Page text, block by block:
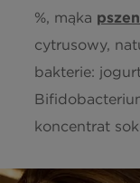
%, mąka
cytrusowy,
bakterie:
koncentrat